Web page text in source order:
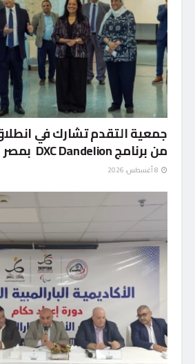
جمعية التقدم تشارك في
من برنامج DXC Dandelion بمصر